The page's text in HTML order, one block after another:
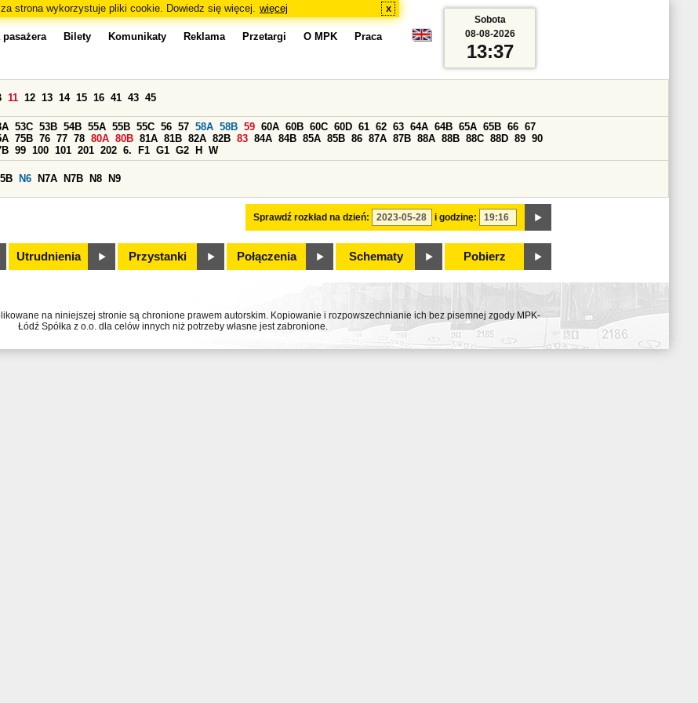
strona wykorzystuje pliki cookie. Dowiedz się więcej. więcej x
pasażera Bilety Komunikaty Reklama Przetargi O MPK Praca
Sprawdź rozkład na dzień: i godzinę:
11 12 13 14 15 16 41 43 45
53C 53B 54B 55A 55B 55C 56 57 58A 58B 59 60A 60B 60C 60D 61 62 63 64A 64B 65A 65B 66 67
75B 76 77 78 80A 80B 81A 81B 82A 82B 83 84A 84B 85A 85B 86 87A 87B 88A 88B 88C 88D 89 90
99 100 101 201 202 6. F1 G1 G2 H W
N6 N7A N7B N8 N9
Utrudnienia Przystanki Połączenia Schematy Pobierz
Sobota
08-08-2026
13:37
na niniejszej stronie są chronione prawem autorskim. Kopiowanie i rozpowszechnianie ich bez pisemnej zgody MPK-
Łódź Spółka z o.o. dla celów innych niż potrzeby własne jest zabronione.